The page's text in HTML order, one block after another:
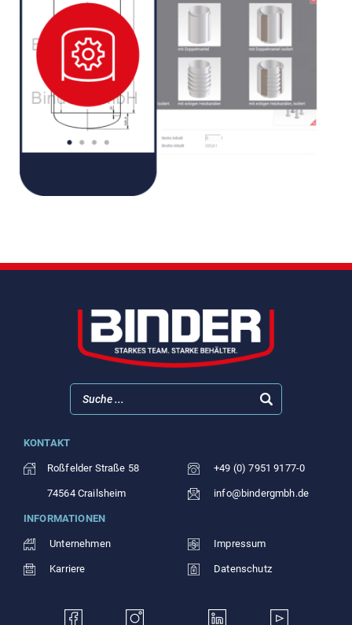
KONTAKT
Roßfelder Straße 58
74564 Crailsheim
+49 (0) 7951 9177-0
info@bindergmbh.de
INFORMATIONEN
Unternehmen
Karriere
Impressum
Datenschutz